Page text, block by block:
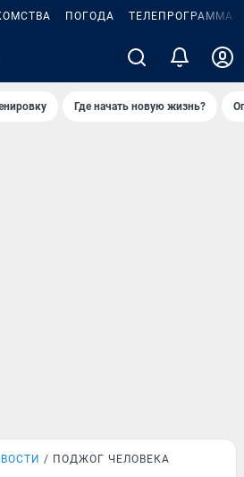
ПОГОДА ТЕЛЕПРОГРАММА
Где начать новую жизнь?
ПОДЖОГ ЧЕЛОВЕКА